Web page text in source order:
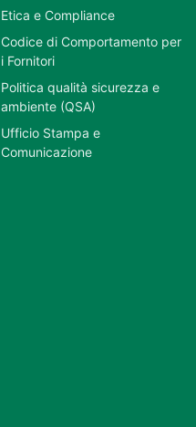
Etica e Compliance
Codice di Comportamento per
i Fornitori
Politica qualità sicurezza e
ambiente (QSA)
Ufficio Stampa e
Comunicazione